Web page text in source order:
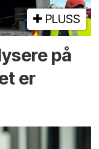
PLUSS
på
er